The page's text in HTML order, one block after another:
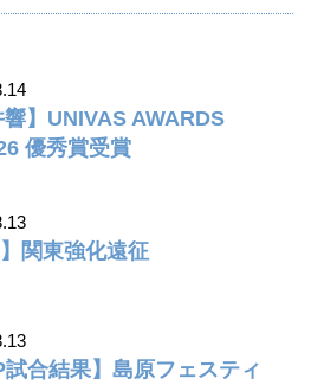
響】UNIVAS AWARDS
優秀賞受賞
】関東強化遠征
試合結果】島原フェスティ